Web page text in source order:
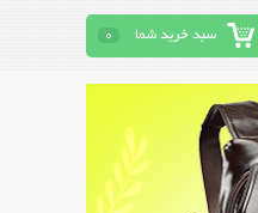
سبد خرید شما 0